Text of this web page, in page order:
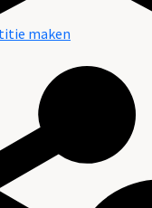
maken